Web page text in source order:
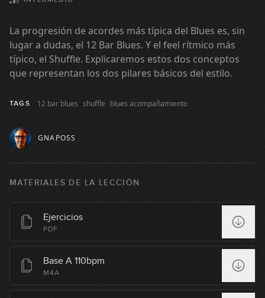
La progresión de acordes más típica del Blues es, sin
lugar a dudas, el 12 Bar Blues. Y el feel rítmico más
típico, el Shuffle. Explicaremos estos dos conceptos
que representan los dos pilares básicos del estilo.
TAGS 12 bar blues shuffle blues acompañamiento
GNAPOSS
MATERIALES DE LA LECCIÓN
Ejercicios
PDF
Base A 110bpm
M4A